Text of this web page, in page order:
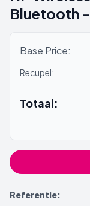
Bluetooth
Base Price:
Recupel:
Totaal:
Referentie: